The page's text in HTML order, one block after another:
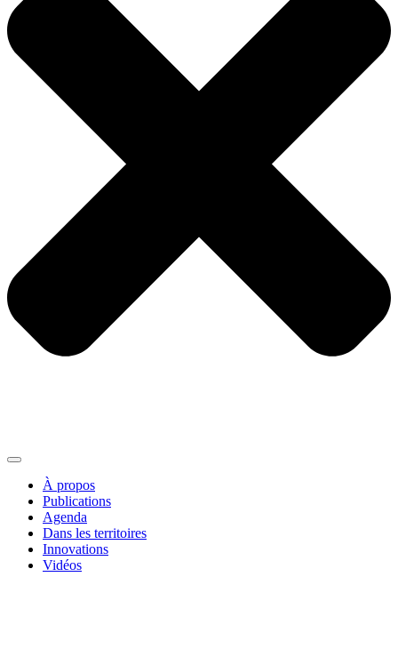
À propos
Publications
Agenda
Dans les territoires
Innovations
Vidéos